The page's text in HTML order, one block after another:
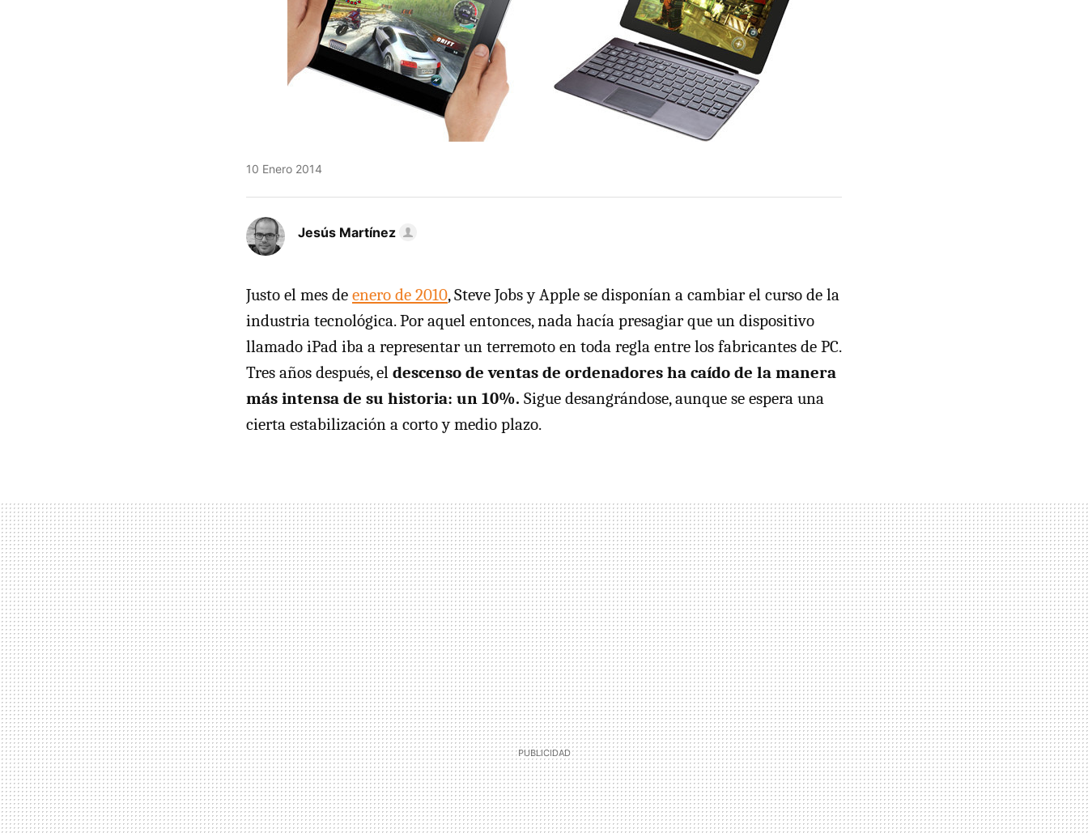
10 Enero 2014
Jesús Martínez
Justo el mes de enero de 2010, Steve Jobs y Apple se disponían a cambiar el curso de la
industria tecnológica. Por aquel entonces, nada hacía presagiar que un dispositivo
llamado iPad iba a representar un terremoto en toda regla entre los fabricantes de PC.
Tres años después, el descenso de ventas de ordenadores ha caído de la manera
más intensa de su historia: un 10%. Sigue desangrándose, aunque se espera una
cierta estabilización a corto y medio plazo.